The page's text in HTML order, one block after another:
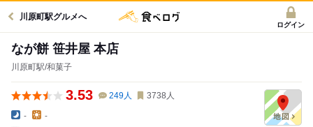
川原町駅グルメへ
ログイン
なが餅 笹井屋 本店
川原町駅/和菓子
3.53 249人 3738 人
-
-